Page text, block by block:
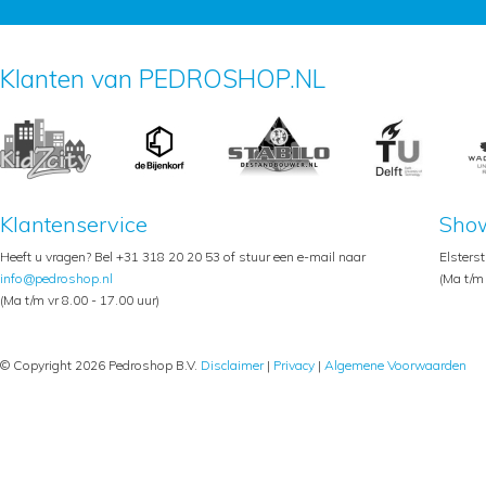
Klanten van PEDROSHOP.NL
Klantenservice
Heeft u vragen? Bel +31 318 20 20 53 of stuur een e-mail naar
info@pedroshop.nl
(Ma t/m vr 8.00 - 17.00 uur)
(Ma t/
© Copyright 2026 Pedroshop B.V. Disclaimer| Privacy | Algemene Voorwaarden